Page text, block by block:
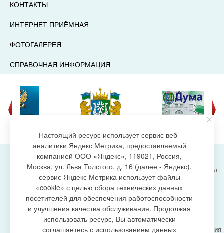
КОНТАКТЫ
ИНТЕРНЕТ ПРИЁМНАЯ
ФОТОГАЛЕРЕЯ
СПРАВОЧНАЯ ИНФОРМАЦИЯ
создание сайта
Администрация городского поселения Излучинск, ул.
Энергетиков, 6, пгт. Излучинск, Нижневартовский
район,
Ханты-Мансийский автономный округ-Югра
(Тюменская область), 628634
Сетевое изданиеhttps://www.gp-izluchinsk.ru
16+
Учредитель -Администрация городского поселения
Настоящий ресурс использует сервис веб-
аналитики Яндекс Метрика, предоставляемый
компанией ООО «Яндекс», 119021, Россия,
Москва, ул. Льва Толстого, д. 16 (далее - Яндекс),
сервис Яндекс Метрика использует файлы
«cookie» с целью сбора технических данных
посетителей для обеспечения работоспособности
и улучшения качества обслуживания. Продолжая
использовать ресурс, Вы автоматически
соглашаетесь с использованием данных